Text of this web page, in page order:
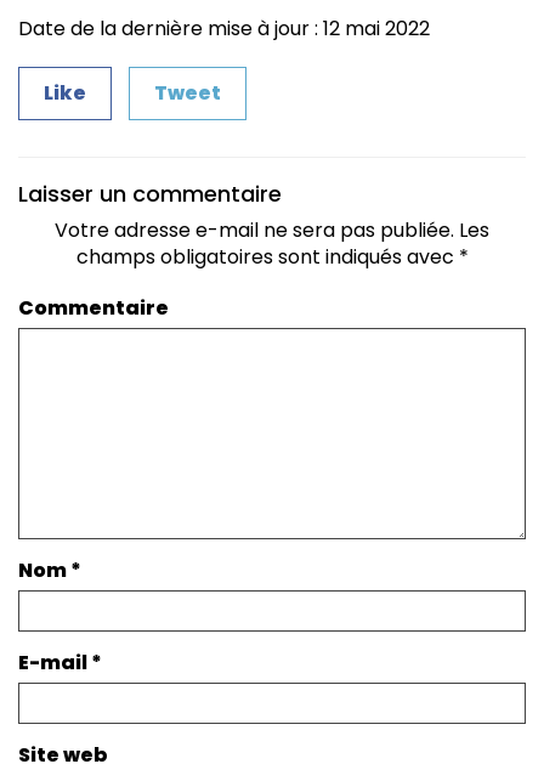
Date de la dernière mise à jour : 12 mai 2022
Like Tweet
Laisser un commentaire
Votre adresse e-mail ne sera pas publiée. Les
champs obligatoires sont indiqués avec *
Commentaire
Nom*
E-mail*
Site web